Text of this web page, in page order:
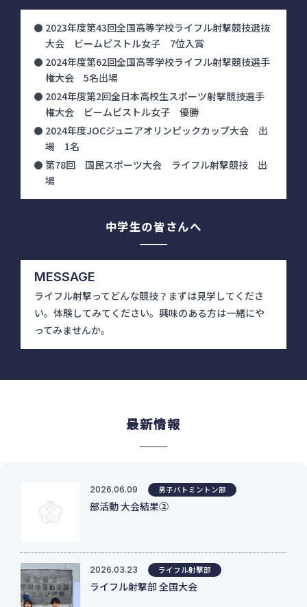
2023年度第43回全国高等学校ライフル射撃競技選抜
大会 ビームピストル女子 7位入賞
2024年度第62回全国高等学校ライフル射撃競技選手
権大会 5名出場
2024年度第2回全日本高校生スポーツ射撃競技選手
権大会 ビームピストル女子 優勝
2024年度JOCジュニアオリンピックカップ大会 出
場 1名
第78回 国民スポーツ大会 ライフル射撃競技 出
場
中学生の皆さんへ
MESSAGE
ライフル射撃ってどんな競技？まずは見学してくださ
い。体験してみてください。興味のある方は一緒にや
ってみませんか。
最新情報
2026.06.09 男子バトミントン部
部活動 大会結果②
2026.03.23 ライフル射撃部
ライフル射撃部 全国大会